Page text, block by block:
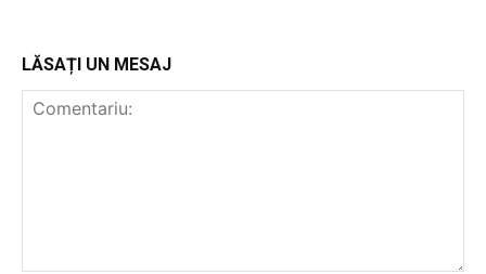
Publică gratuit anunțul tău!
Contact
LĂSAȚI UN MESAJ